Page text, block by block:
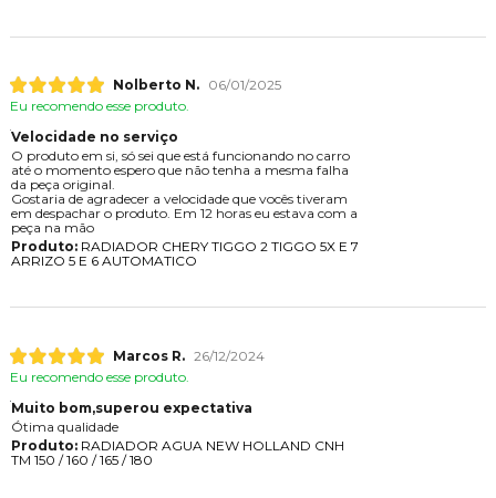
Nolberto N.
06/01/2025
Eu recomendo esse produto.
Velocidade no serviço
O produto em si, só sei que está funcionando no carro
até o momento espero que não tenha a mesma falha
da peça original.
Gostaria de agradecer a velocidade que vocês tiveram
em despachar o produto. Em 12 horas eu estava com a
peça na mão
Produto:RADIADOR CHERY TIGGO 2 TIGGO 5X E 7
ARRIZO 5 E 6 AUTOMATICO
Marcos R. 26/12/2024
Eu recomendo esse produto.
Muito bom,superou expectativa
Ótima qualidade
Produto:RADIADOR AGUA NEW HOLLAND CNH
TM 150 / 160 / 165 / 180